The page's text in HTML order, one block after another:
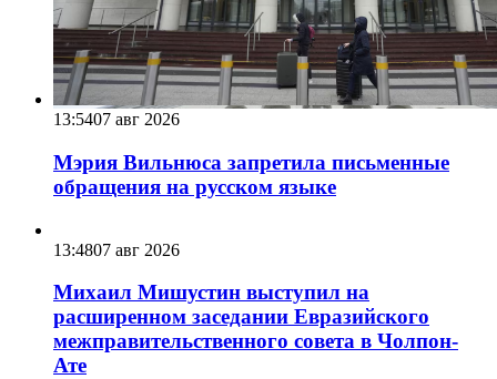
13:5407 авг 2026
Мэрия Вильнюса запретила письменные
обращения на русском языке
13:4807 авг 2026
Михаил Мишустин выступил на
расширенном заседании Евразийского
межправительственного совета в Чолпон-
Ате